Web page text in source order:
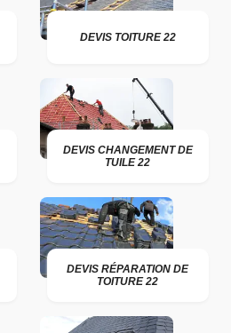
DEVIS TOITURE 22
DEVIS CHANGEMENT DE
TUILE 22
DEVIS RÉPARATION DE
TOITURE 22